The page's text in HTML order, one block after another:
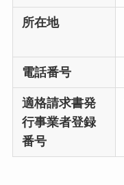
所在地
電話番号
適格請求書発
行事業者登録
番号